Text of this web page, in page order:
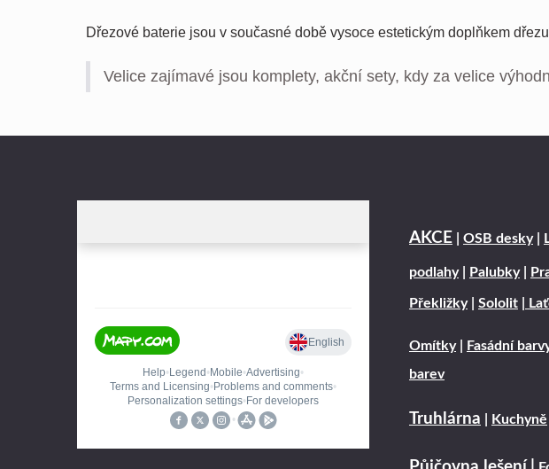
Dřezové baterie jsou v současné době vysoce estetickým doplňkem
Velice zajímavé jsou komplety, akční sety, kdy za velice
AKCE OSB desky|
podlahy| Palubky|
Překližky| Sololit
Omítky| Fasádní
barev
Truhlárna Kuchyně